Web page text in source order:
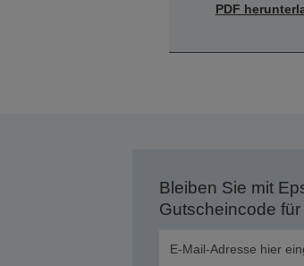
PDF
Bleiben Sie mit
Gutscheincode